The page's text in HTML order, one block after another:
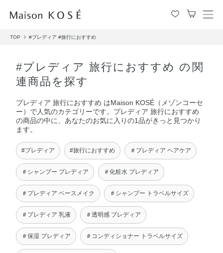
メ
TOP #プレディア #旅行におすすめ
#プレディア 旅行におすすめ の関
連商品を探す
プレディア 旅行におすすめ はMaison KOSÉ（メゾンコーセ
ー）で人気のカテゴリーです。プレディア 旅行におすすめ
の商品の中に、あなたのお気に入りの1品がきっと見つかり
ます。
#プレディア #旅行におすすめ ＃プレディア ヘアケア
＃シャンプー プレディア ＃化粧水 プレディア
＃プレディア ベースメイク ＃シャンプー トラベルサイズ
＃プレディア 乳液 ＃透明感 プレディア
＃保湿 プレディア ＃コンディショナー トラベルサイズ